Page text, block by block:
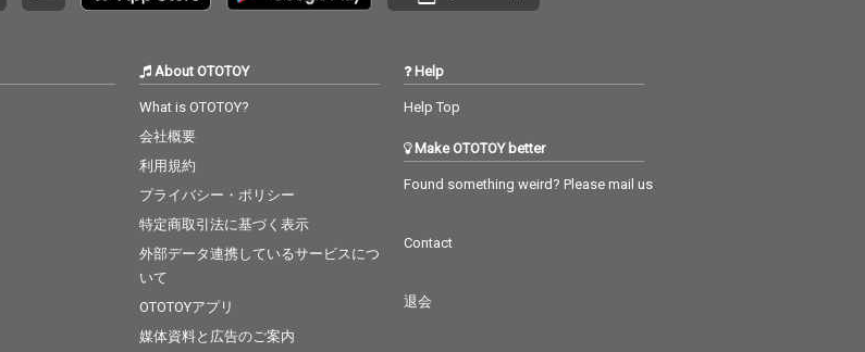
About OTOTOY
What is OTOTOY?
会社概要
利用規約
プライバシー・ポリシー
特定商取引法に基づく表示
外部データ連携しているサービスにつ
いて
OTOTOYアプリ
媒体資料と広告のご案内
Help
Help Top
Make OTOTOY better
Found something weird? Please mail us
Contact
退会